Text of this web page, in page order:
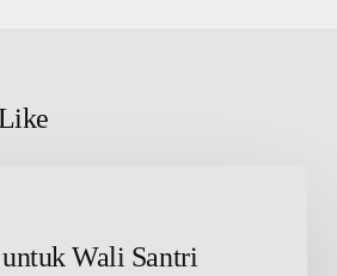
Wali Santri